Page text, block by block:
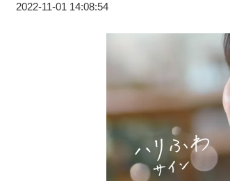
2022-11-01 14:08:54